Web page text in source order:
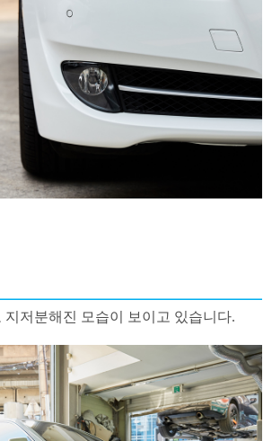
지저분해진 모습이 보이고 있습니다.